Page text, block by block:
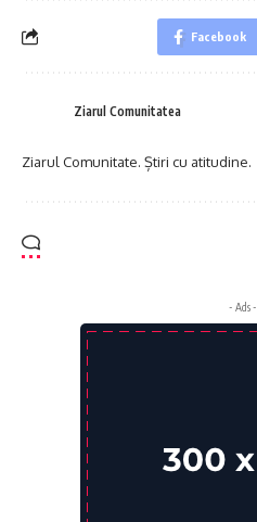
Facebook
Ziarul Comunitatea
Ziarul Comunitate. Știri cu atitudine.
- Ads -